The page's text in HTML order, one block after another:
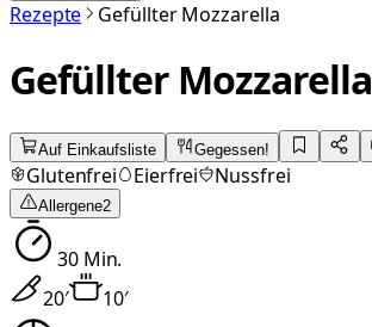
Rezepte Gefüllter Mozzarella
Gefüllter Mozzarella
Auf Einkaufsliste Gegessen!
Glutenfrei Eierfrei Nussfrei
Allergene2
30Min.
20′ 10′